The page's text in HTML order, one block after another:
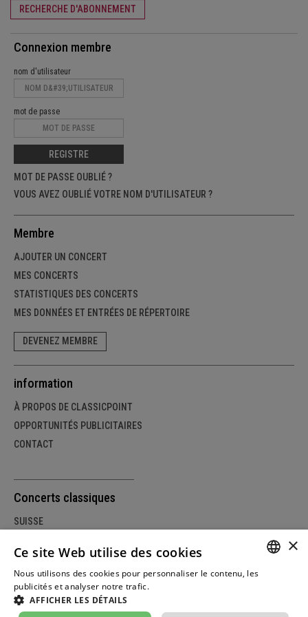
RECHERCHE D'ABONNEMENT
Connexion membre
nom d'utilisateur
mot de passe
REGISTRE
MOT DE PASSE OUBLIÉ ?
VOUS AVEZ OUBLIÉ VOTRE NOM D'UTILISATEUR ?
Membre
AJOUTER UN CONCERT
MES CONCERTS
STATISTIQUES DES CONCERTS
MES DONNÉES ET ENTRÉES DE RÉPERTOIRE
DEVENEZ MEMBRE
information
À PROPOS DE CLASSICPOINT
OPPORTUNITÉS PUBLICITAIRES
CONTACT
Concerts classiques
SUISSE
AUTRICHE
© Copyright classicpoint.net | Conception et réalisation du
×
Ce site Web utilise des cookies
Nous utilisons des cookies pour personnaliser le contenu, les
publicités et analyser notre trafic.
AFFICHER LES DÉTAILS